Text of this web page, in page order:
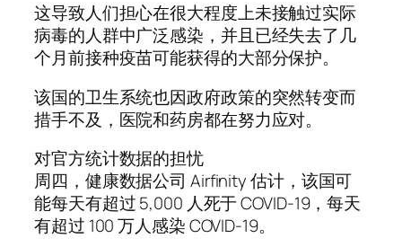
这导致人们担心在很大程度上未接触过实际
病毒的人群中广泛感染，并且已经失去了几
个月前接种疫苗可能获得的大部分保护。
该国的卫生系统也因政府政策的突然转变而
措手不及，医院和药房都在努力应对。
对官方统计数据的担忧
周四，健康数据公司 Airfinity 估计，该国可
能每天有超过 5,000 人死于 COVID-19，每天
有超过 100 万人感染 COVID-19。